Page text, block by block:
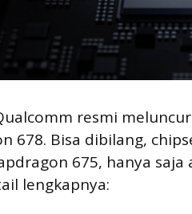
resmi
678. Bisa dibilang,
675, hanya
lengkapnya: